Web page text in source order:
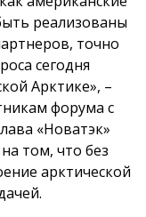
реализованы
точно
сегодня
Арктике», –
форума с
«Новатэк»
том, что без
арктической